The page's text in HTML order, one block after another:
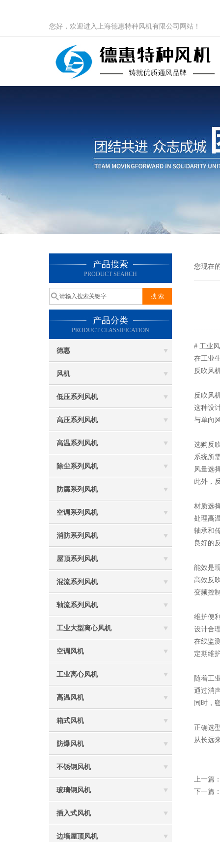
您好，欢迎进入上海德惠特种风机有限公司网站！
产品搜索
PRODUCT SEARCH
产品分类
PRODUCT CLASSIFICATION
德惠
风机
低压系列风机
高压系列风机
高温系列风机
除尘系列风机
防腐系列风机
空调系列风机
消防系列风机
屋顶系列风机
混流系列风机
轴流系列风机
工业大型离心风机
空调风机
工业离心风机
高温风机
箱式风机
防爆风机
不锈钢风机
玻璃钢风机
插入式风机
边墙屋顶风机
您现在
# 工业
在工业
反吹风
反吹风
这种设
与单向
选购反
系统所
风量选
此外，
材质选
处理高
轴承和
良好的
能效是
高效反
变频控
维护便
设计合
在线监
定期维
随着工
通过消
同时，
正确选
从长远
上一篇
下一篇